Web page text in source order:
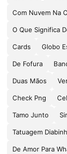
Com Nuvem Na
O Que Significa
Cards Globo
De Fofura
Duas Mãos
Check Png
Tamo Junto
Tatuagem
De Amor Para